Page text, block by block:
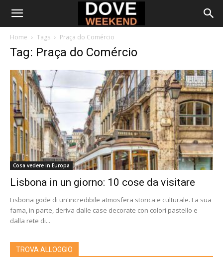
Home Tags Praça do Comércio
Tag: Praça do Comércio
Cosa vedere in Europa
Lisbona in un giorno: 10 cose da visitare
Lisbona gode di un'incredibile atmosfera storica e culturale. La sua
fama, in parte, deriva dalle case decorate con colori pastello e
dalla rete di...
TROVA ALLOGGIO